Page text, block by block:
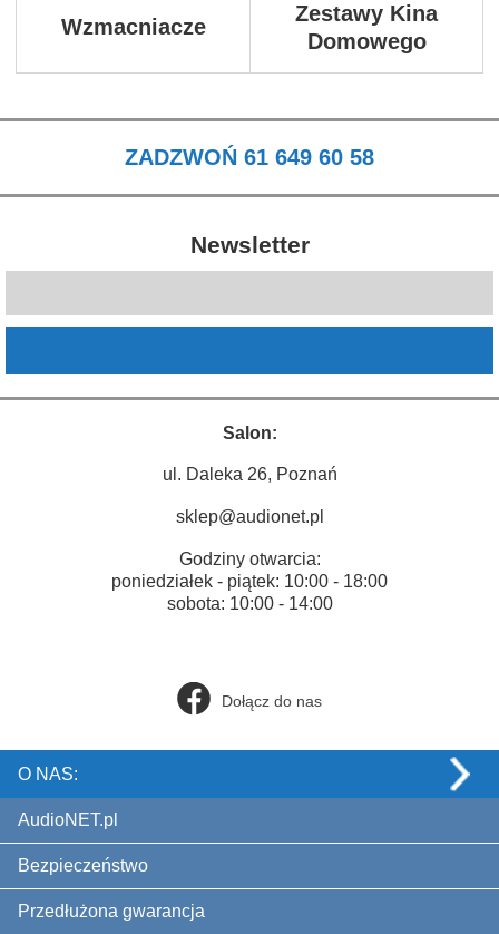
Wzmacniacze
Zestawy Kina
Domowego
ZADZWOŃ 61 649 60 58
Newsletter
Salon:
ul. Daleka 26, Poznań
sklep@audionet.pl
Godziny otwarcia:
poniedziałek - piątek: 10:00 - 18:00
sobota: 10:00 - 14:00
Dołącz do nas
O NAS:
AudioNET.pl
Bezpieczeństwo
Przedłużona gwarancja